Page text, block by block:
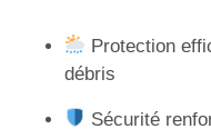
Protection
débris
Sécurité